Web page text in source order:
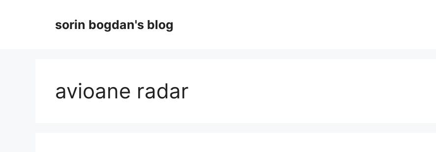
sorin bogdan's blog
avioane radar